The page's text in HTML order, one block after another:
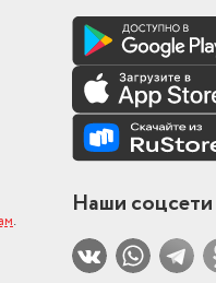
.
Наши соцсети